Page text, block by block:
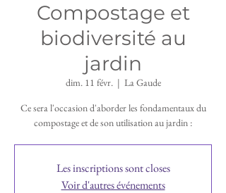
Compostage et
biodiversité au
jardin
dim. 11 févr.
  |
La Gaude
Ce sera l'occasion d'aborder les fondamentaux du
compostage et de son utilisation au jardin :
Les inscriptions sont closes
Voir d'autres événements